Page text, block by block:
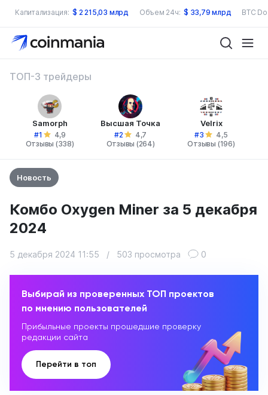
Капитализация: $ 2 215,03 млрд Объем 24ч: $ 33,79 млрд BTC
ТОП-3 трейдеры
Samorph
#1
4,9
Отзывы (338)
Высшая Точка
#2
4,7
Отзывы (264)
Velrix
#3
4,5
Отзывы (196)
Новость
Комбо Oxygen Miner за 5 декабря
2024
5 декабря 2024 11:55 / 503 просмотра 0
Выбирай из проверенных ТОП проектов
по мнению пользователей
Прибыльные проекты прошедшие проверку
редакции сайта
Перейти в топ